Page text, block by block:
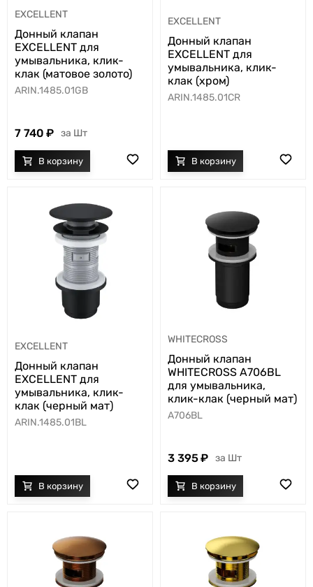
EXCELLENT
Донный клапан
EXCELLENT для
умывальника, клик-
клак (матовое золото)
ARIN.1485.01GB
7 740 Шт
EXCELLENT
Донный клапан
EXCELLENT для
умывальника, клик-
клак (хром)
ARIN.1485.01CR
EXCELLENT
Донный клапан
EXCELLENT для
умывальника, клик-
клак (черный мат)
ARIN.1485.01BL
WHITECROSS
Донный клапан
WHITECROSS A706BL
для умывальника,
клик-клак (черный мат)
A706BL
3 395 Шт